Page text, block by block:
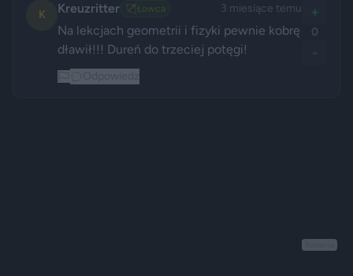
K Kreuzritter 🏹 Łowca 3 miesiące temu
Na lekcjach geometrii i fizyki pewnie kobrę
dławił!!! Dureń do trzeciej potęgi!
+
0
-